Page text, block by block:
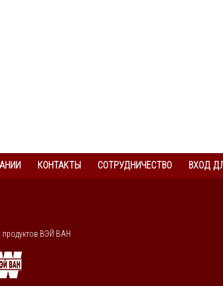
КОНТАКТЫ СОТРУДНИЧЕСТВО ВХОД
продуктов ВЭЙ ВАН